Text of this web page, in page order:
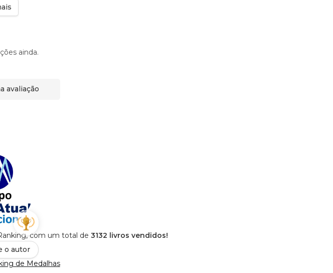
ainda.
avaliação
com um total de 3132 livros vendidos!
o autor
de Medalhas